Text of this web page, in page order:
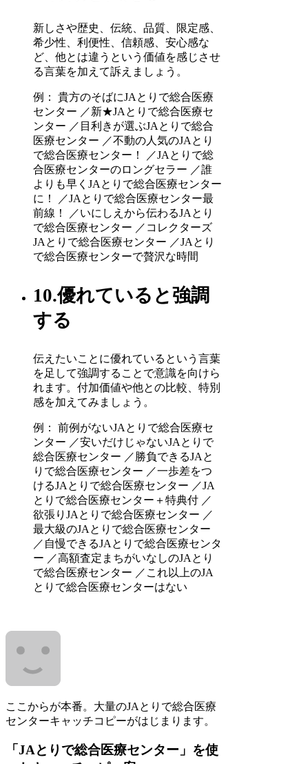
新しさや歴史、伝統、品質、限定感、
希少性、利便性、信頼感、安心感な
ど、他とは違うという価値を感じさせ
る言葉を加えて訴えましょう。
例： 貴方のそばにJAとりで総合医療
センター ／新★JAとりで総合医療セ
ンター ／目利きが選ぶJAとりで総合
医療センター ／不動の人気のJAとり
で総合医療センター！ ／JAとりで総
合医療センターのロングセラー ／誰
よりも早くJAとりで総合医療センター
に！ ／JAとりで総合医療センター最
前線！ ／いにしえから伝わるJAとり
で総合医療センター ／コレクターズ
JAとりで総合医療センター ／JAとり
で総合医療センターで贅沢な時間
10.優れていると強調
する
伝えたいことに優れているという言葉
を足して強調することで意識を向けら
れます。付加価値や他との比較、特別
感を加えてみましょう。
例： 前例がないJAとりで総合医療セ
ンター ／安いだけじゃないJAとりで
総合医療センター ／勝負できるJAと
りで総合医療センター ／一歩差をつ
けるJAとりで総合医療センター ／JA
とりで総合医療センター＋特典付 ／
欲張りJAとりで総合医療センター ／
最大級のJAとりで総合医療センター
／自慢できるJAとりで総合医療センタ
ー ／高額査定まちがいなしのJAとり
で総合医療センター ／これ以上のJA
とりで総合医療センターはない
ここからが本番。大量のJAとりで総合医療
センターキャッチコピーがはじまります。
「JAとりで総合医療センター」を使